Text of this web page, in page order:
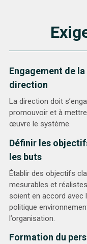
Engagement de
direction
La direction doit
promouvoir et à
œuvre le système.
Définir les
les buts
Établir des objectifs
mesurables et
soient en accord avec
politique
l’organisation.
Formation du